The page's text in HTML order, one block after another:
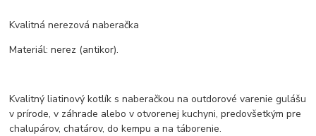
Kvalitná nerezová naberačka
Materiál: nerez (antikor).
Kvalitný liatinový kotlík s naberačkou na outdorové varenie gulášu
v prírode, v záhrade alebo v otvorenej kuchyni, predovšetkým pre
chalupárov, chatárov, do kempu a na táborenie.